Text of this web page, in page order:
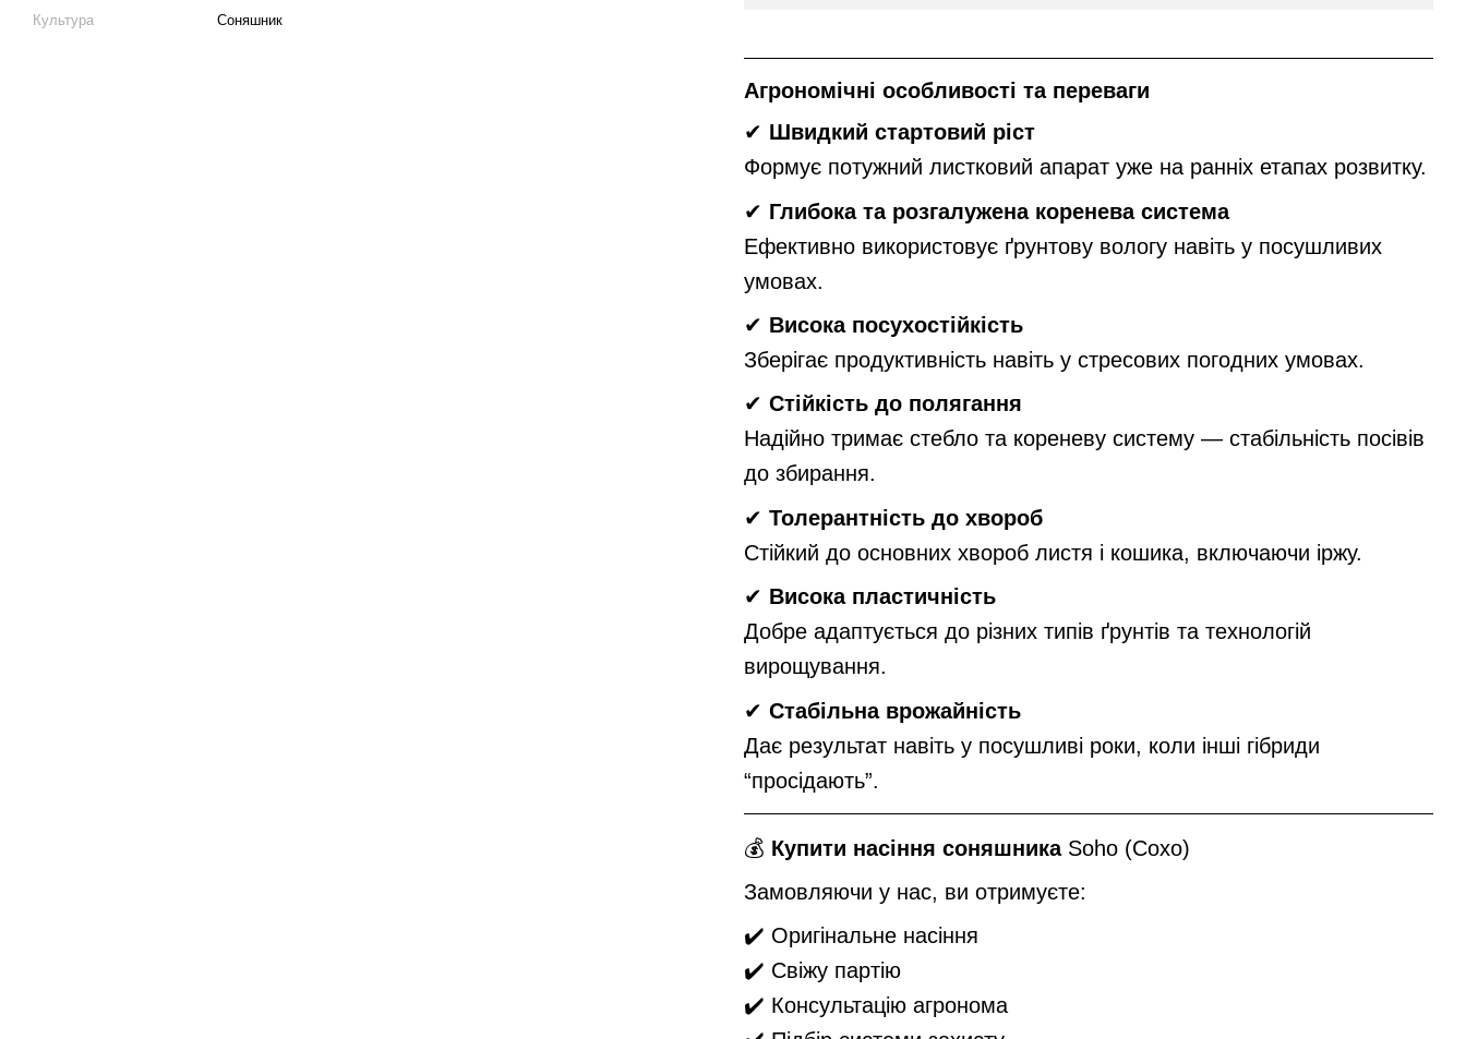
Культура
Соняшник
Агрономічні особливості та переваги
✔ Швидкий стартовий ріст
Формує потужний листковий апарат уже на ранніх етапах розвитку.
✔ Глибока та розгалужена коренева система
Ефективно використовує ґрунтову вологу навіть у посушливих
умовах.
✔ Висока посухостійкість
Зберігає продуктивність навіть у стресових погодних умовах.
✔ Стійкість до полягання
Надійно тримає стебло та кореневу систему — стабільність посівів
до збирання.
✔ Толерантність до хвороб
Стійкий до основних хвороб листя і кошика, включаючи іржу.
✔ Висока пластичність
Добре адаптується до різних типів ґрунтів та технологій
вирощування.
✔ Стабільна врожайність
Дає результат навіть у посушливі роки, коли інші гібриди
“просідають”.
💰 Купити насіння соняшника Soho (Сохо)
Замовляючи у нас, ви отримуєте:
✔️ Оригінальне насіння
✔️ Свіжу партію
✔️ Консультацію агронома